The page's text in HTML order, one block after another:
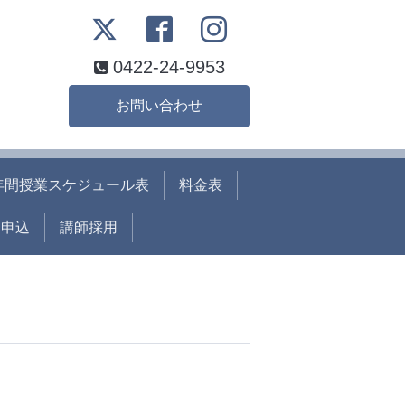
0422-24-9953
お問い合わせ
間授業スケジュール表 料金表
込 講師採用